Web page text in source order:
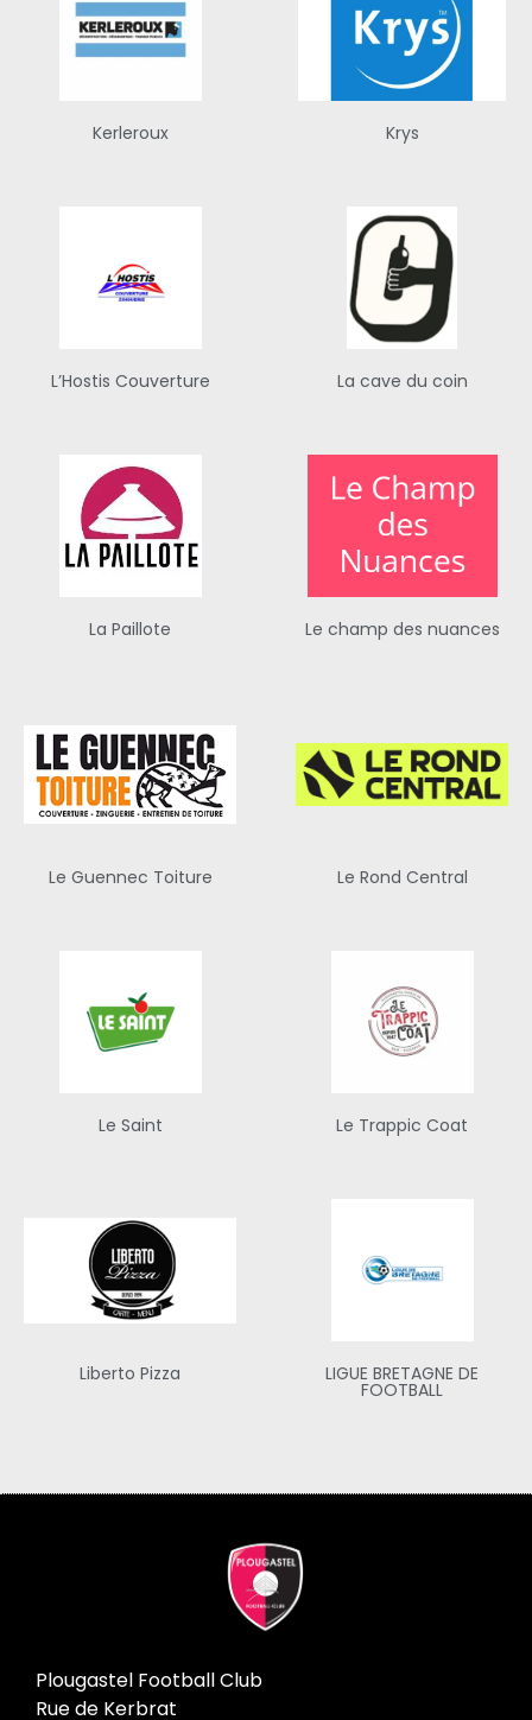
Kerleroux Krys
L’Hostis Couverture La cave du coin
La Paillote Le champ des nuances
Le Guennec Toiture Le Rond Central
Le Saint Le Trappic Coat
Liberto Pizza LIGUE BRETAGNE DE
FOOTBALL
Plougastel Football Club
Rue de Kerbrat